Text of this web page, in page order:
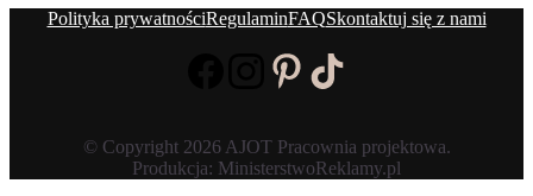
Polityka prywatnościRegulaminFAQSkontaktuj się z nami
© Copyright 2026 AJOT Pracownia projektowa.
Produkcja: MinisterstwoReklamy.pl